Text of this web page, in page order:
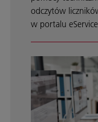
odczytów
w portalu eService